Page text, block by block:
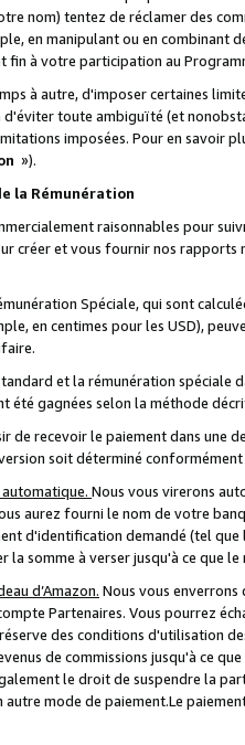
nom) tentez de réclamer des
en manipulant ou en combinant
fin à votre participation au
à autre, d'imposer certaines
d'éviter toute ambiguïté (et
imposées. Pour en savoir
»).
la Rémunération
raisonnables pour
créer et vous fournir nos
Spéciale, qui sont
en centimes pour les USD),
et la rémunération spéciale
été gagnées selon la méthode
de recevoir le paiement dans une
soit déterminé
Nous vous virerons
aurez fourni le nom de votre
d'identification demandé (tel que
la somme à verser jusqu'à ce que
d’Amazon. Nous vous
Partenaires. Vous pourrez
des conditions d'utilisation
de commissions jusqu'à ce
le droit de suspendre la
mode de paiement.Le